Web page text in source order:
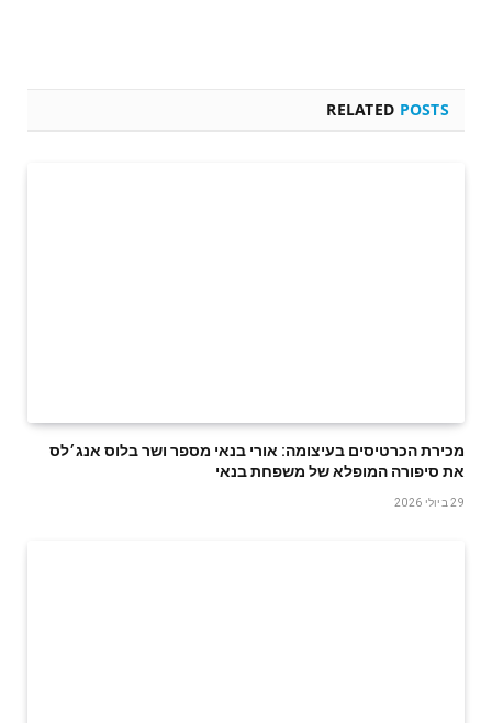
RELATED POSTS
‬את‭ ‬סיפורה‭ ‬המופלא‭ ‬של‭ ‬משפחת‭ ‬בנאי
29 ביולי 2026